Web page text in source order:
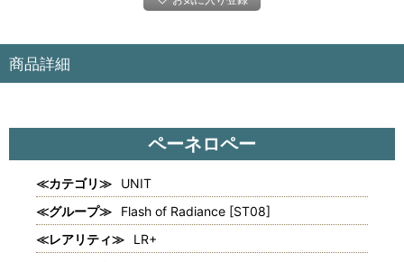
商品詳細
ペーネロペー
≪カテゴリ≫
UNIT
≪グループ≫
Flash of Radiance [ST08]
≪レアリティ≫
LR+